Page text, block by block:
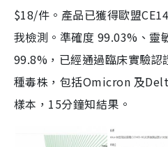
$18/件。產品已獲得歐盟
我檢測。準確度 99.03%、靈
99.8%，已經通過臨床實驗認
種毒株，包括Omicron 及
樣本，15分鐘知結果。